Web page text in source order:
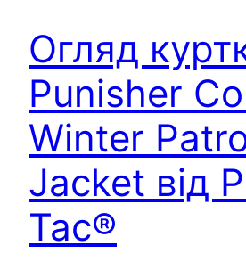
Огляд
Punisher
Winter
Jacket від
Tac®